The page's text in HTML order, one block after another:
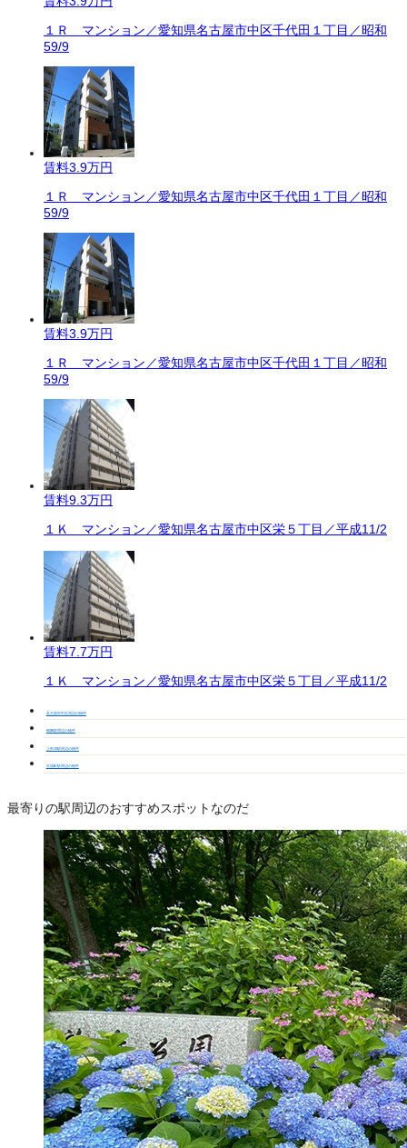
１Ｒ マンション／愛知県名古屋市中区千代田１丁目／昭和
59/9
賃料3.9万円
１Ｒ マンション／愛知県名古屋市中区千代田１丁目／昭和
59/9
賃料3.9万円
１Ｒ マンション／愛知県名古屋市中区千代田１丁目／昭和
59/9
賃料9.3万円
１Ｋ マンション／愛知県名古屋市中区栄５丁目／平成11/2
賃料7.7万円
１Ｋ マンション／愛知県名古屋市中区栄５丁目／平成11/2
名古屋市中区周辺の物件
鶴舞駅周辺の物件
上前津駅周辺の物件
矢場町駅周辺の物件
最寄りの駅周辺のおすすめスポットなのだ